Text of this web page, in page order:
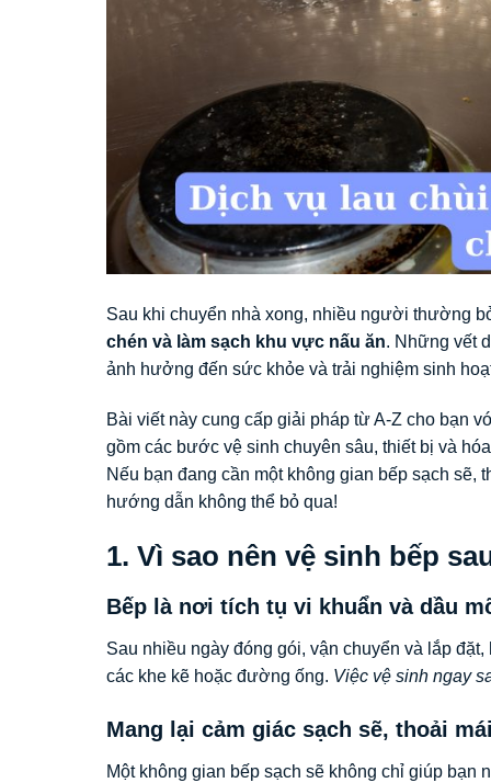
Sau khi chuyển nhà xong, nhiều người thường
chén và làm sạch khu vực nấu ăn. Những vết
ảnh hưởng đến sức khỏe và trải nghiệm sinh
Bài viết này cung cấp giải pháp từ A-Z cho bạn
gồm các bước vệ sinh chuyên sâu, thiết bị và
Nếu bạn đang cần một không gian bếp sạch
hướng dẫn không thể bỏ qua!
1. Vì sao nên vệ sinh bếp
Bếp là nơi tích tụ vi khuẩn và dầu
Sau nhiều ngày đóng gói, vận chuyển và lắp đặt,
các khe kẽ hoặc đường ống. Việc vệ sinh ngay
Mang lại cảm giác sạch sẽ, thoải
Một không gian bếp sạch sẽ không chỉ giúp bạn